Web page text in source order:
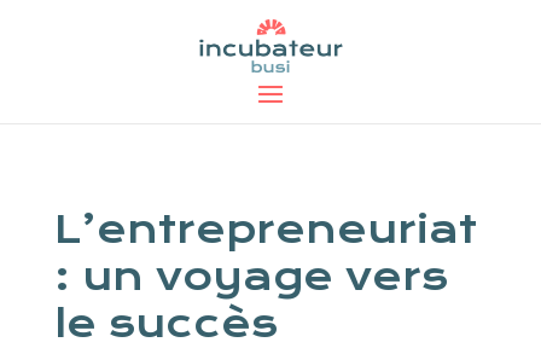
L’entrepreneuriat
: un voyage vers
le succès